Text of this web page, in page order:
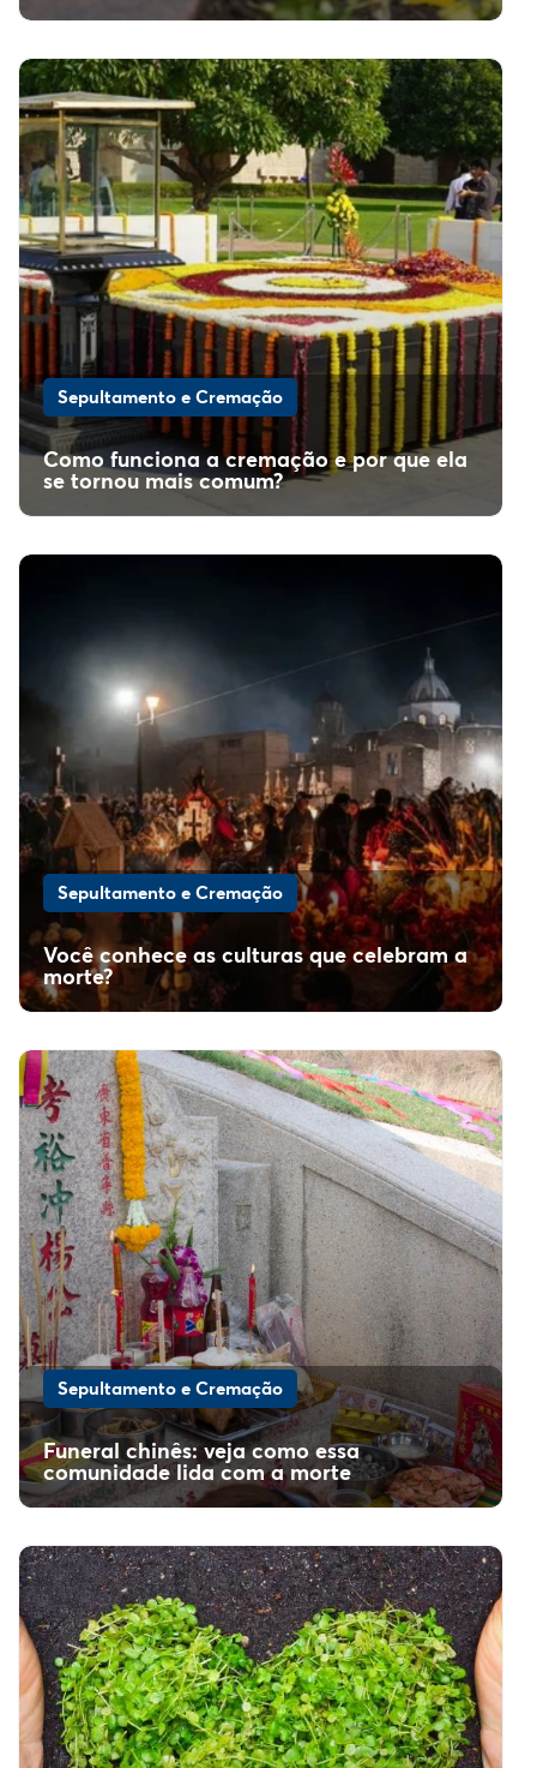
Sepultamento e Cremação
Como funciona a cremação e por que ela
se tornou mais comum?
Sepultamento e Cremação
Você conhece as culturas que celebram a
morte?
Sepultamento e Cremação
Funeral chinês: veja como essa
comunidade lida com a morte